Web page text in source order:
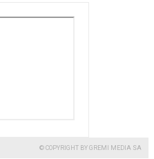
© COPYRIGHT BY GREMI MEDIA SA